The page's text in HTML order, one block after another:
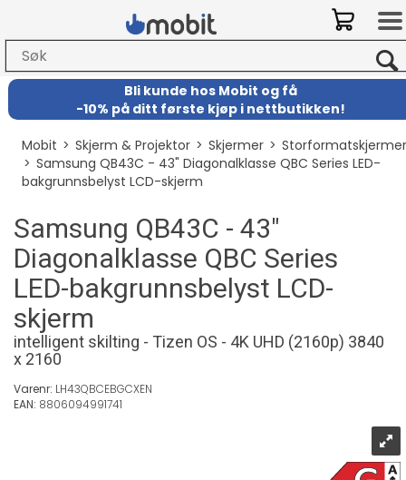
Bli kunde hos Mobit og få
-10% på ditt første kjøp i nettbutikken!
Mobit>Skjerm & Projektor>Skjermer>Storformatskjermer
>Samsung QB43C - 43" Diagonalklasse QBC Series LED-
bakgrunnsbelyst LCD-skjerm
Samsung QB43C - 43"
Diagonalklasse QBC Series
LED-bakgrunnsbelyst LCD-
skjerm
intelligent skilting - Tizen OS - 4K UHD (2160p) 3840
x 2160
Varenr: LH43QBCEBGCXEN
EAN: 8806094991741